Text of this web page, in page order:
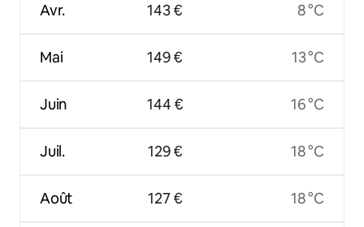
Avr.
Mai
Juin
Juil.
Août
143 €
149 €
144 €
129 €
127 €
8 °C
13 °C
16 °C
18 °C
18 °C